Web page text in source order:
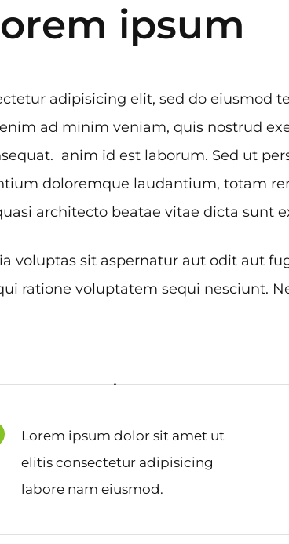
ipsum
adipisicing elit, sed do eiusmod
ad minim veniam, quis nostrud
anim id est laborum. Sed ut
doloremque laudantium, totam
architecto beatae vitae dicta sunt
voluptas sit aspernatur aut odit aut
ratione voluptatem sequi nesciunt.
Lorem ipsum dolor sit amet ut
elitis consectetur adipisicing
labore nam eiusmod.